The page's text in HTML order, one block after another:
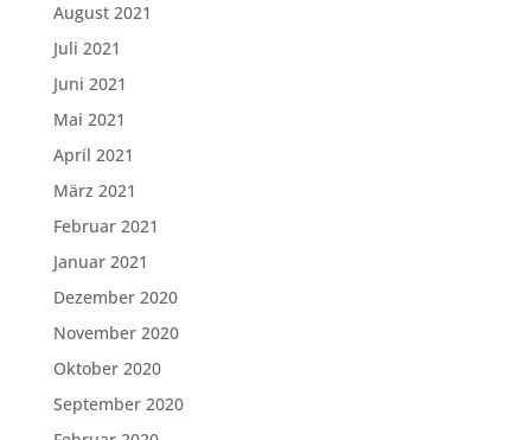
August 2021
Juli 2021
Juni 2021
Mai 2021
April 2021
März 2021
Februar 2021
Januar 2021
Dezember 2020
November 2020
Oktober 2020
September 2020